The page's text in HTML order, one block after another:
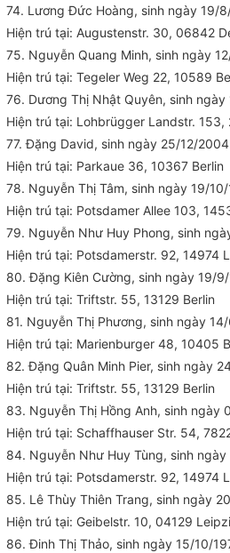
74. Lương Đức Hoàng, sinh ngày 19/
Hiện trú tại: Augustenstr. 30, 06842
75. Nguyễn Quang Minh, sinh ngày
Hiện trú tại: Tegeler Weg 22, 10589
76. Dương Thị Nhật Quyên, sinh
Hiện trú tại: Lohbrügger Landstr. 153,
77. Đặng David, sinh ngày 25/12/
Hiện trú tại: Parkaue 36, 10367 Berlin
78. Nguyễn Thị Tâm, sinh ngày 19/
Hiện trú tại: Potsdamer Allee 103,
79. Nguyễn Như Huy Phong, sinh
Hiện trú tại: Potsdamerstr. 92, 14974
80. Đặng Kiên Cường, sinh ngày 19/
Hiện trú tại: Triftstr. 55, 13129 Berlin
81. Nguyễn Thị Phương, sinh ngày
Hiện trú tại: Marienburger 48, 10405
82. Đặng Quân Minh Pier, sinh ngày
Hiện trú tại: Triftstr. 55, 13129 Berlin
83. Nguyễn Thị Hồng Anh, sinh ngày
Hiện trú tại: Schaffhauser Str. 54,
84. Nguyễn Như Huy Tùng, sinh
Hiện trú tại: Potsdamerstr. 92, 14974
85. Lê Thùy Thiên Trang, sinh ngày
Hiện trú tại: Geibelstr. 10, 04129
86. Đinh Thị Thảo, sinh ngày 15/10/